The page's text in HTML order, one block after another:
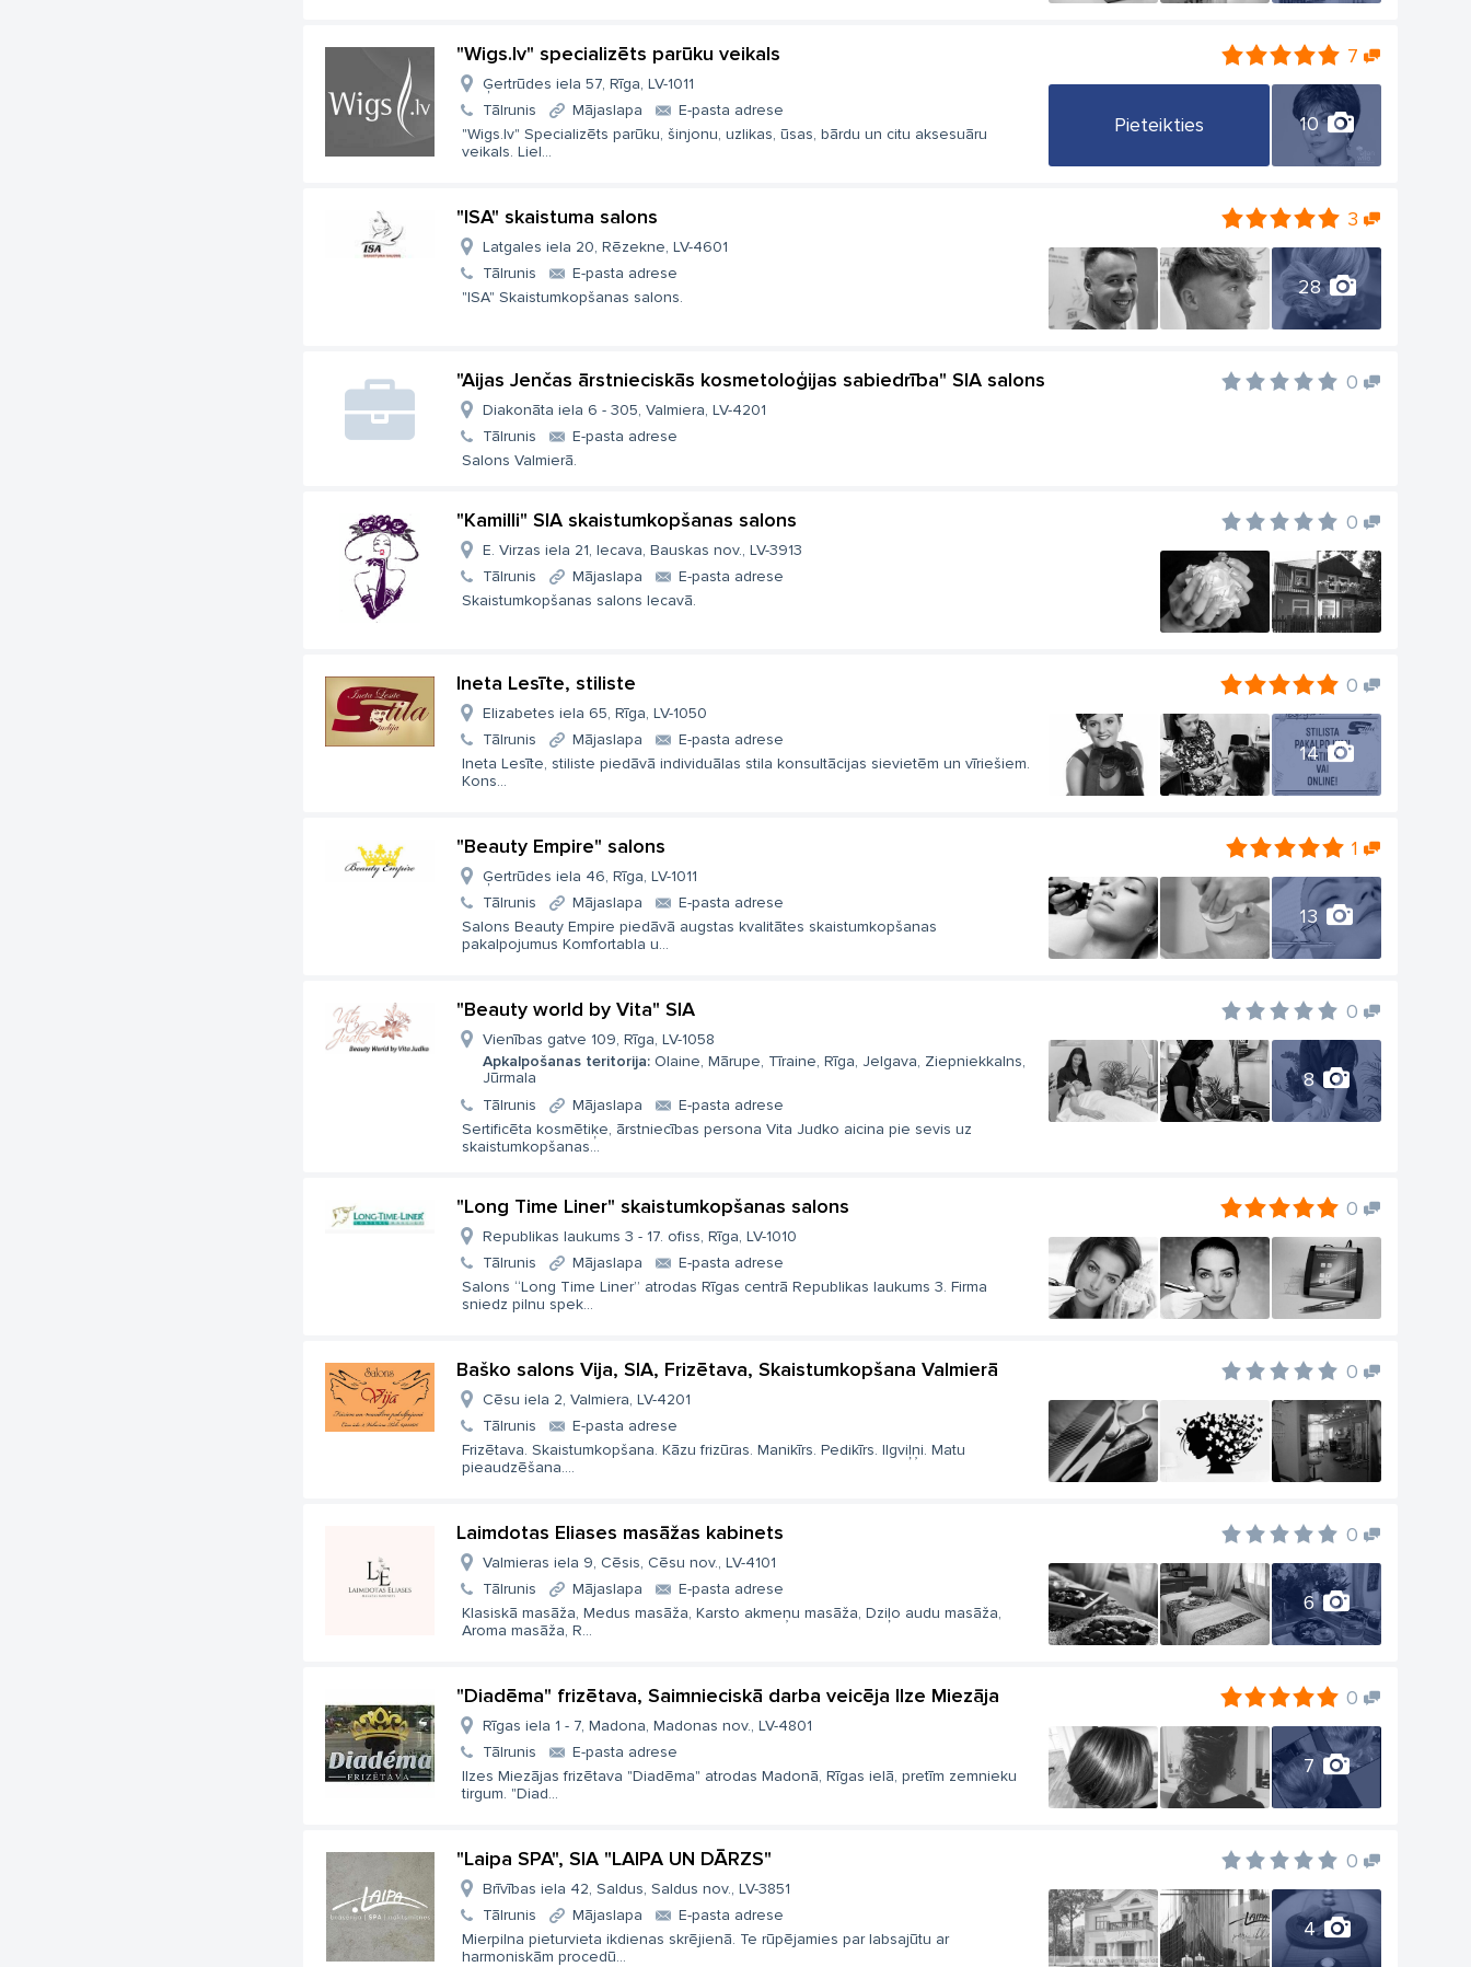
"Wigs.lv" specializēts parūku veikals 7
Pieteikties 10
Ģertrūdes iela 57, Rīga, LV-1011
Tālrunis
Mājaslapa
E-pasta adrese
"Wigs.lv" Specializēts parūku, šinjonu, uzlikas, ūsas, bārdu un citu aksesuāru
veikals. Liel...
"ISA" skaistuma salons 3
28
Latgales iela 20, Rēzekne, LV-4601
Tālrunis
E-pasta adrese
"ISA" Skaistumkopšanas salons.
"Aijas Jenčas ārstnieciskās kosmetoloģijas sabiedrība" SIA salons 0
Diakonāta iela 6 - 305, Valmiera, LV-4201
Tālrunis
E-pasta adrese
Salons Valmierā.
"Kamilli" SIA skaistumkopšanas salons 0
E. Virzas iela 21, Iecava, Bauskas nov., LV-3913
Tālrunis
Mājaslapa
E-pasta adrese
Skaistumkopšanas salons Iecavā.
Ineta Lesīte, stiliste 0
14
Elizabetes iela 65, Rīga, LV-1050
Tālrunis
Mājaslapa
E-pasta adrese
Ineta Lesīte, stiliste piedāvā individuālas stila konsultācijas sievietēm un vīriešiem.
Kons...
"Beauty Empire" salons 1
13
Ģertrūdes iela 46, Rīga, LV-1011
Tālrunis
Mājaslapa
E-pasta adrese
Salons Beauty Empire piedāvā augstas kvalitātes skaistumkopšanas
pakalpojumus Komfortabla u...
"Beauty world by Vita" SIA 0
8
Vienības gatve 109, Rīga, LV-1058
Apkalpošanas teritorija: Olaine, Mārupe, Tīraine, Rīga, Jelgava, Ziepniekkalns,
Jūrmala
Tālrunis
Mājaslapa
E-pasta adrese
Sertificēta kosmētiķe, ārstniecības persona Vita Judko aicina pie sevis uz
skaistumkopšanas...
"Long Time Liner" skaistumkopšanas salons 0
Republikas laukums 3 - 17. ofiss, Rīga, LV-1010
Tālrunis
Mājaslapa
E-pasta adrese
Salons “Long Time Liner” atrodas Rīgas centrā Republikas laukums 3. Firma
sniedz pilnu spek...
Baško salons Vija, SIA, Frizētava, Skaistumkopšana Valmierā 0
Cēsu iela 2, Valmiera, LV-4201
Tālrunis
E-pasta adrese
Frizētava. Skaistumkopšana. Kāzu frizūras. Manikīrs. Pedikīrs. Ilgviļņi. Matu
pieaudzēšana....
Laimdotas Eliases masāžas kabinets 0
6
Valmieras iela 9, Cēsis, Cēsu nov., LV-4101
Tālrunis
Mājaslapa
E-pasta adrese
Klasiskā masāža, Medus masāža, Karsto akmeņu masāža, Dziļo audu masāža,
Aroma masāža, R...
"Diadēma" frizētava, Saimnieciskā darba veicēja Ilze Miezāja 0
7
Rīgas iela 1 - 7, Madona, Madonas nov., LV-4801
Tālrunis
E-pasta adrese
Ilzes Miezājas frizētava "Diadēma" atrodas Madonā, Rīgas ielā, pretīm zemnieku
tirgum. "Diad...
"Laipa SPA", SIA "LAIPA UN DĀRZS" 0
4
Brīvības iela 42, Saldus, Saldus nov., LV-3851
Tālrunis
Mājaslapa
E-pasta adrese
Mierpilna pieturvieta ikdienas skrējienā. Te rūpējamies par labsajūtu ar
harmoniskām procedū...